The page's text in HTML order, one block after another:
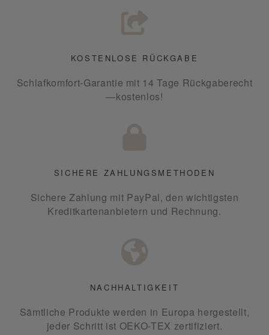
KOSTENLOSE RÜCKGABE
Schlafkomfort-Garantie mit 14 Tage Rückgaberecht
—kostenlos!
SICHERE ZAHLUNGSMETHODEN
Sichere Zahlung mit PayPal, den wichtigsten
Kreditkartenanbietern und Rechnung.
NACHHALTIGKEIT
Sämtliche Produkte werden in Europa hergestellt,
jeder Schritt ist OEKO-TEX zertifiziert.